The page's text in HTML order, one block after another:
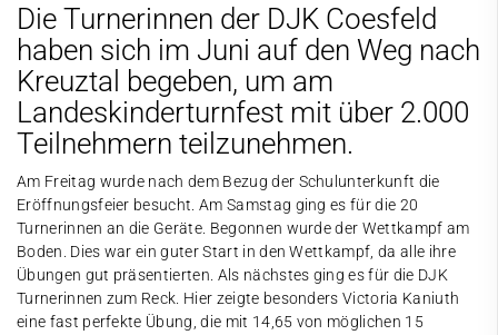
Die Turnerinnen der DJK Coesfeld
haben sich im Juni auf den Weg nach
Kreuztal begeben, um am
Landeskinderturnfest mit über 2.000
Teilnehmern teilzunehmen.
Am Freitag wurde nach dem Bezug der Schulunterkunft die
Eröffnungsfeier besucht. Am Samstag ging es für die 20
Turnerinnen an die Geräte. Begonnen wurde der Wettkampf am
Boden. Dies war ein guter Start in den Wettkampf, da alle ihre
Übungen gut präsentierten. Als nächstes ging es für die DJK
Turnerinnen zum Reck. Hier zeigte besonders Victoria Kaniuth
eine fast perfekte Übung, die mit 14,65 von möglichen 15